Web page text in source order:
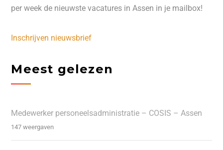
per week de nieuwste vacatures in Assen in je mailbox!
Inschrijven nieuwsbrief
Meest gelezen
Medewerker personeelsadministratie – COSIS – Assen
147 weergaven